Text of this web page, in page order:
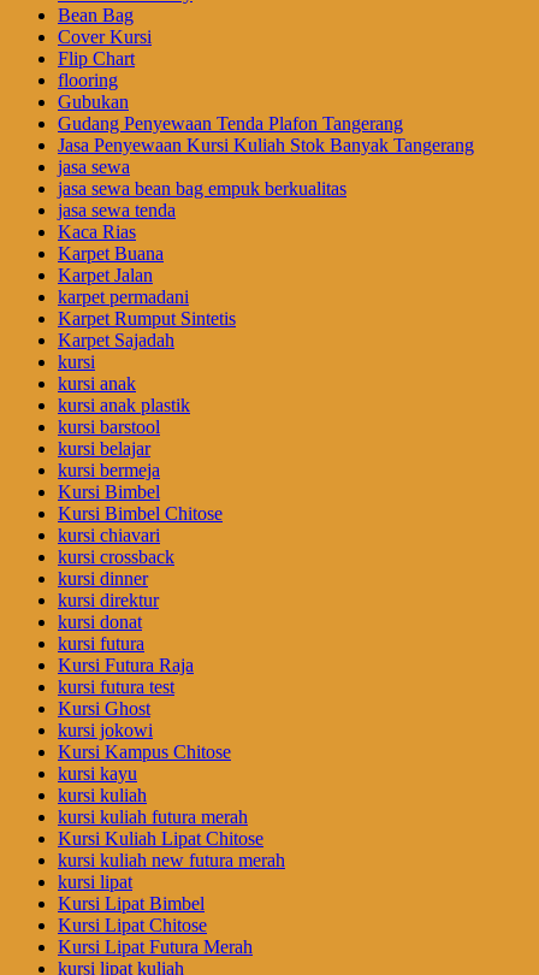
Bean Bag
Cover Kursi
Flip Chart
flooring
Gubukan
Gudang Penyewaan Tenda Plafon Tangerang
Jasa Penyewaan Kursi Kuliah Stok Banyak Tangerang
jasa sewa
jasa sewa bean bag empuk berkualitas
jasa sewa tenda
Kaca Rias
Karpet Buana
Karpet Jalan
karpet permadani
Karpet Rumput Sintetis
Karpet Sajadah
kursi
kursi anak
kursi anak plastik
kursi barstool
kursi belajar
kursi bermeja
Kursi Bimbel
Kursi Bimbel Chitose
kursi chiavari
kursi crossback
kursi dinner
kursi direktur
kursi donat
kursi futura
Kursi Futura Raja
kursi futura test
Kursi Ghost
kursi jokowi
Kursi Kampus Chitose
kursi kayu
kursi kuliah
kursi kuliah futura merah
Kursi Kuliah Lipat Chitose
kursi kuliah new futura merah
kursi lipat
Kursi Lipat Bimbel
Kursi Lipat Chitose
Kursi Lipat Futura Merah
kursi lipat kuliah